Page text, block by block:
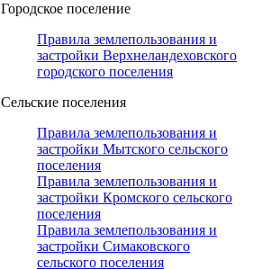
Городское поселение
Правила землепользования и
застройки Верхнеландеховского
городского поселения
Сельские поселения
Правила землепользования и
застройки Мытского сельского
поселения
Правила землепользования и
застройки Кромского сельского
поселения
Правила землепользования и
застройки Симаковского
сельского поселения